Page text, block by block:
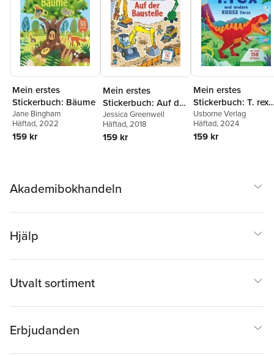
Mein erstes
Stickerbuch: Bäume
Jane Bingham
Häftad, 2022
159 kr
Mein erstes
Stickerbuch: Auf der
Baustelle
Jessica Greenwell
Häftad, 2018
159 kr
Mein erstes
Stickerbuch: T. rex
und andere
Dinos
Usborne Verlag
Häftad, 2024
159 kr
Akademibokhandeln
Hjälp
Utvalt sortiment
Erbjudanden